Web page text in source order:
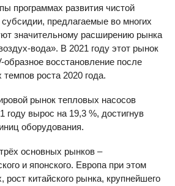
программах развития чистой
предлагаемые во многих
значительному расширению рынка
вода». В 2021 году этот рынок
восстановление после
темпов роста 2020 года.
рынок тепловых насосов
году вырос на 19,3 %, достигнув
оборудования.
основных рынков –
и японского. Европа при этом
рост китайского рынка, крупнейшего